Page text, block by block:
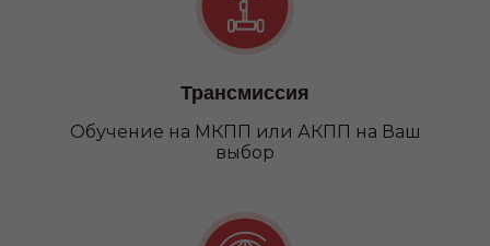
Трансмиссия
Обучение на МКПП или АКПП на Ваш
выбор
Категория С